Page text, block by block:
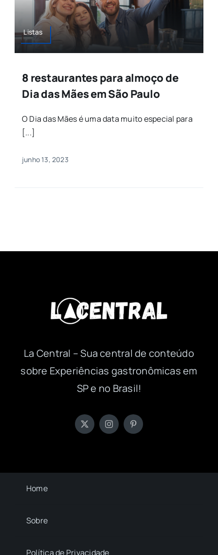
Listas
8 restaurantes para almoço de
Dia das Mães em São Paulo
O Dia das Mães é uma data muito especial para
[...]
junho 13, 2023
La Central – Sua central de conteúdo
sobre Experiências gastronômicas em
SP e no Brasil!
Home
Sobre
Política de Privacidade